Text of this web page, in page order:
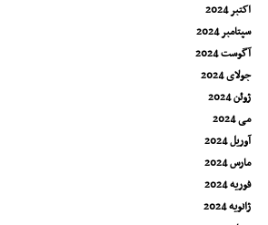
اکتبر 2024
سپتامبر 2024
آگوست 2024
جولای 2024
ژوئن 2024
می 2024
آوریل 2024
مارس 2024
فوریه 2024
ژانویه 2024